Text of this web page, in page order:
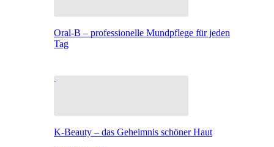
Oral-B – professionelle Mundpflege für jeden
Tag
K-Beauty – das Geheimnis schöner Haut